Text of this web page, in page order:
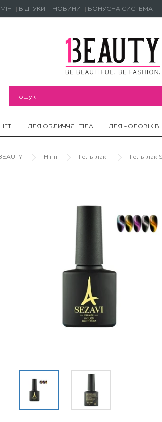
ВІДГУКИ НОВИНИ БОНУСНА СИСТЕМА
ДЛЯ ОБЛИЧЧЯ І ТІЛА ДЛЯ ЧОЛОВІКІВ
Нігті Гель-лакі Гель-лак